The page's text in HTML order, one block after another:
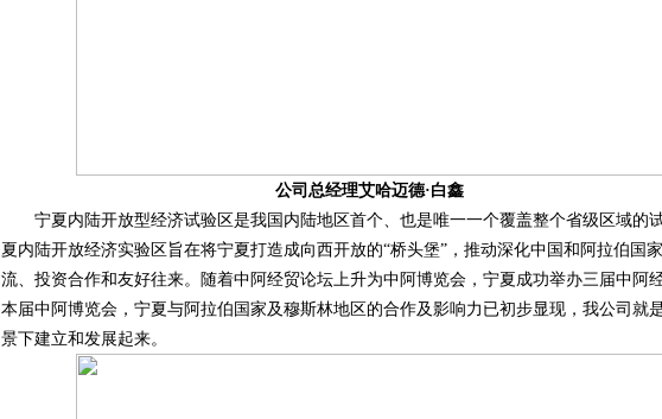
公司总经理艾哈迈德·白鑫
宁夏内陆开放型经济试验区是我国内陆地区首个、也是唯一一个覆盖整个省级区域的
夏内陆开放经济实验区旨在将宁夏打造成向西开放的“桥头堡”，推动深化中国和阿拉伯国
流、投资合作和友好往来。随着中阿经贸论坛上升为中阿博览会，宁夏成功举办三届中阿
本届中阿博览会，宁夏与阿拉伯国家及穆斯林地区的合作及影响力已初步显现，我公司就
景下建立和发展起来。